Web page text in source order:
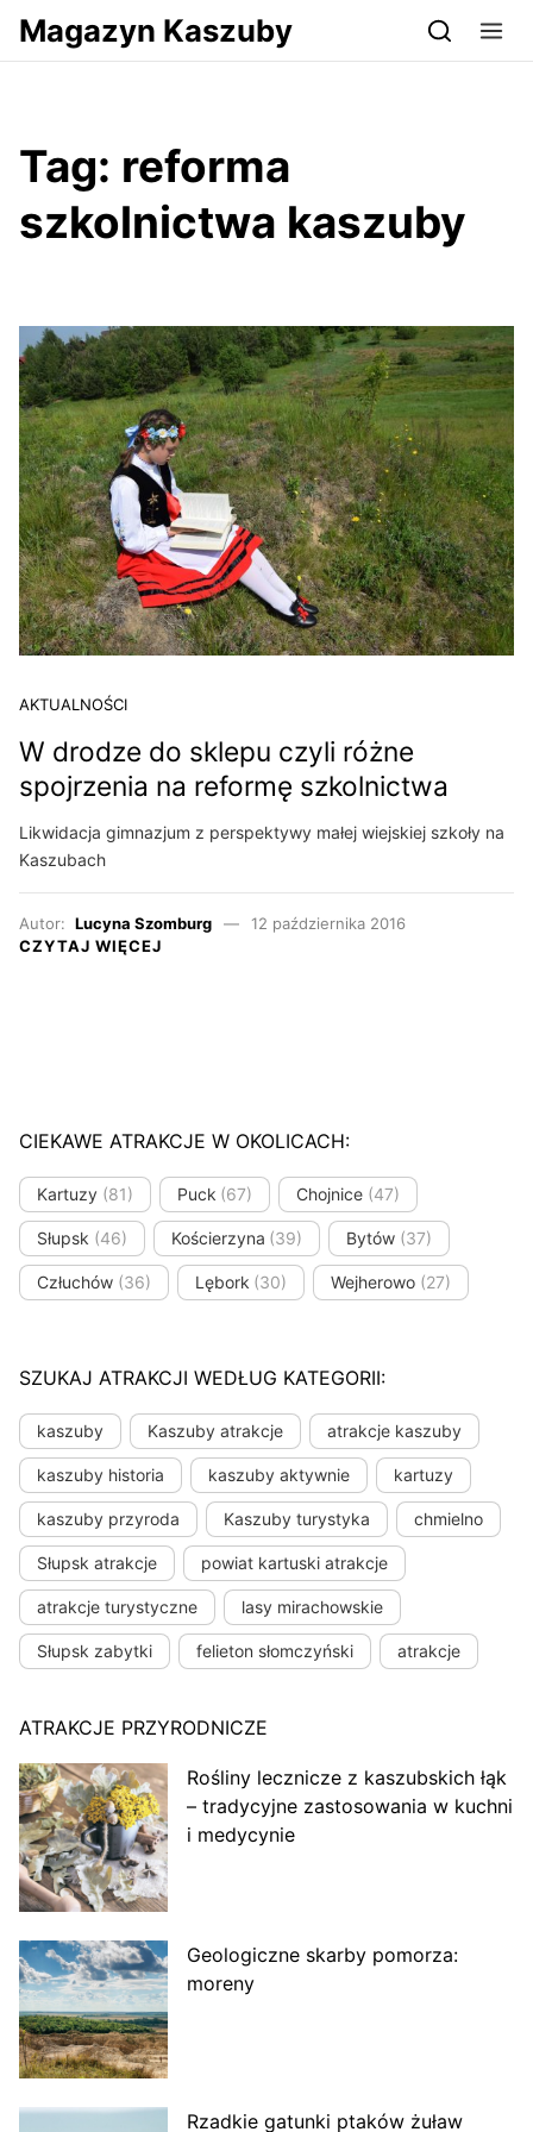
Przejdź do serwisu magazynkaszuby.pl
Magazyn Kaszuby
Tag: reforma
szkolnictwa kaszuby
AKTUALNOŚCI
W drodze do sklepu czyli różne
spojrzenia na reformę szkolnictwa
Likwidacja gimnazjum z perspektywy małej wiejskiej szkoły na
Kaszubach
Autor: Lucyna Szomburg
12 października 2016
CZYTAJ WIĘCEJ
CIEKAWE ATRAKCJE W OKOLICACH:
Kartuzy (81) Puck (67) Chojnice (47)
Słupsk (46) Kościerzyna (39) Bytów (37)
Człuchów (36) Lębork (30) Wejherowo (27)
SZUKAJ ATRAKCJI WEDŁUG KATEGORII:
kaszuby Kaszuby atrakcje atrakcje kaszuby
kaszuby historia kaszuby aktywnie kartuzy
kaszuby przyroda Kaszuby turystyka chmielno
Słupsk atrakcje powiat kartuski atrakcje
atrakcje turystyczne lasy mirachowskie
Słupsk zabytki felieton słomczyński atrakcje
ATRAKCJE PRZYRODNICZE
Rośliny lecznicze z kaszubskich łąk
– tradycyjne zastosowania w kuchni
i medycynie
Geologiczne skarby pomorza:
moreny
Rzadkie gatunki ptaków żuław